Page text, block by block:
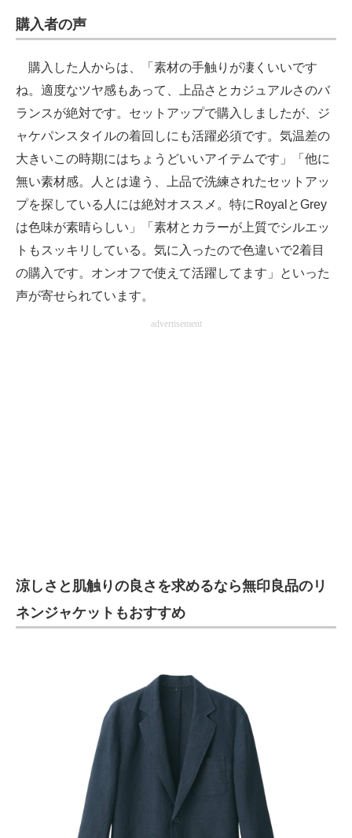
購入者の声
購入した人からは、「素材の手触りが凄くいいです
ね。適度なツヤ感もあって、上品さとカジュアルさのバ
ランスが絶対です。セットアップで購入しましたが、ジ
ャケパンスタイルの着回しにも活躍必須です。気温差の
大きいこの時期にはちょうどいいアイテムです」「他に
無い素材感。人とは違う、上品で洗練されたセットアッ
プを探している人には絶対オススメ。特にRoyalとGrey
は色味が素晴らしい」「素材とカラーが上質でシルエッ
トもスッキリしている。気に入ったので色違いで2着目
の購入です。オンオフで使えて活躍してます」といった
声が寄せられています。
advertisement
涼しさと肌触りの良さを求めるなら無印良品のリ
ネンジャケットもおすすめ